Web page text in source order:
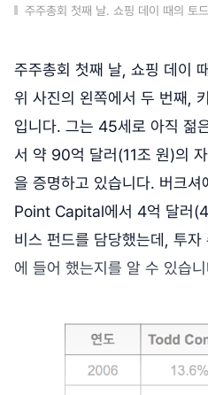
주주총회 첫째 날. 쇼핑 데이 때의 토
주주총회 첫째 날, 쇼핑 데이
위 사진의 왼쪽에서 두 번째,
입니다. 그는 45세로 아직 젊
서 약 90억 달러(11조 원)의
을 증명하고 있습니다. 버크
Point Capital에서 4억 달러
비스 펀드를 담당했는데, 투
에 들어 했는지를 알 수 있습